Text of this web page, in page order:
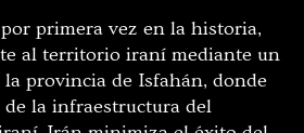
primera vez en la historia,
al territorio iraní mediante un
provincia de Isfahán, donde
la infraestructura del